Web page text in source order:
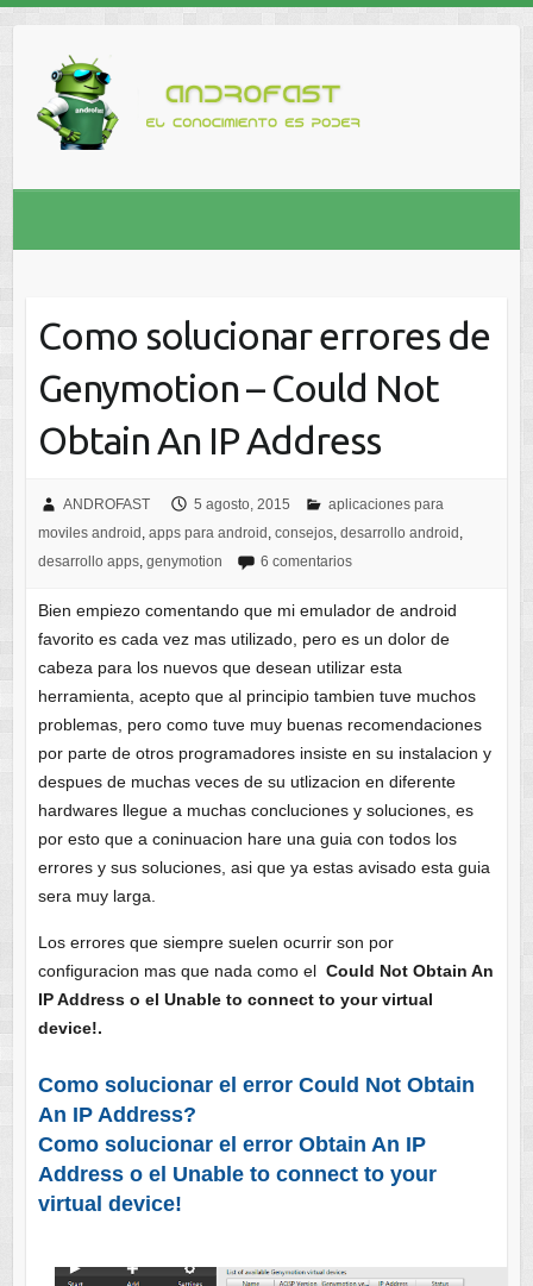
Como solucionar errores de
Genymotion – Could Not
Obtain An IP Address
ANDROFAST 5 agosto, 2015
aplicaciones para
moviles android , apps para android , consejos, desarrollo android ,
desarrollo apps, genymotion 6 comentarios
Bien empiezo comentando que mi emulador de android
favorito es cada vez mas utilizado, pero es un dolor de
cabeza para los nuevos que desean utilizar esta
herramienta, acepto que al principio tambien tuve muchos
problemas, pero como tuve muy buenas recomendaciones
por parte de otros programadores insiste en su instalacion y
despues de muchas veces de su utlizacion en diferente
hardwares llegue a muchas concluciones y soluciones, es
por esto que a coninuacion hare una guia con todos los
errores y sus soluciones, asi que ya estas avisado esta guia
sera muy larga.
Los errores que siempre suelen ocurrir son por
configuracion mas que nada como el Could Not Obtain An
IP Address o el Unable to connect to your virtual
device!.
Como solucionar el error Could Not Obtain
An IP Address?
Como solucionar el error Obtain An IP
Address o el Unable to connect to your
virtual device!